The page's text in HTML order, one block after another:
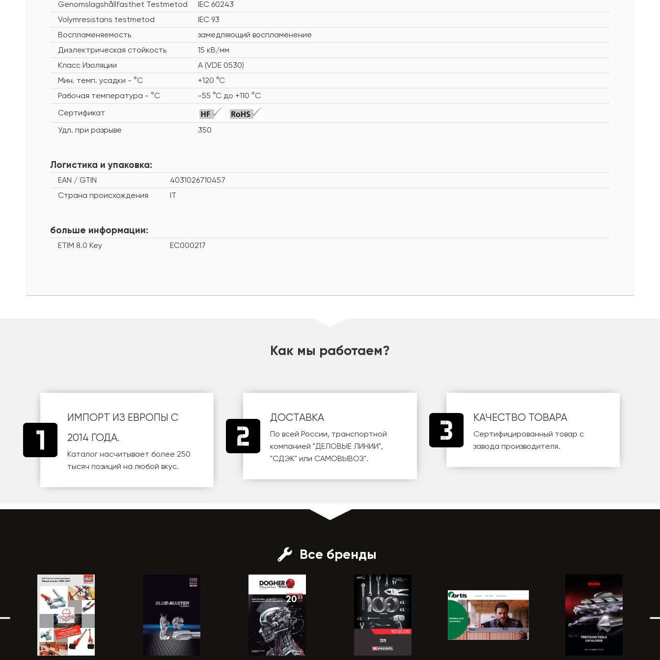
Genomslagshållfasthet Testmetod
IEC 60243
Volymresistans testmetod
IEC 93
Воспламеняемость
замедляющий воспламенение
Диэлектрическая стойкость
15 кВ/мм
Класс Изоляции
A (VDE 0530)
Мин. темп. усадки - °C
+120 °C
Рабочая температура - °C
-55 °C до +110 °C
Сертификат
Удл. при разрыве
350
Логистика и упаковка:
EAN / GTIN
4031026710457
Страна происхождения
IT
больше информации:
ETIM 8.0 Key EC000217
Как мы работаем?
ИМПОРТ ИЗ ЕВРОПЫ С
2014 ГОДА.
Каталог насчитывает более 250
тысяч позиций на любой вкус.
ДОСТАВКА
По всей России, транспортной
компанией"ДЕЛОВЫЕ ЛИНИИ",
"СДЭК" или САМОВЫВОЗ".
КАЧЕСТВО ТОВАРА
Сертифицированный товар с
завода производителя.
Все бренды